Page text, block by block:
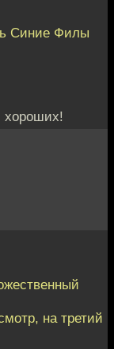
Синие Филы
хороших!
на третий